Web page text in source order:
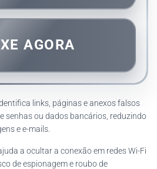
AGORA
links, páginas e anexos falsos
senhas ou dados bancários, reduzindo
e e-mails.
a ocultar a conexão em redes Wi-Fi
de espionagem e roubo de